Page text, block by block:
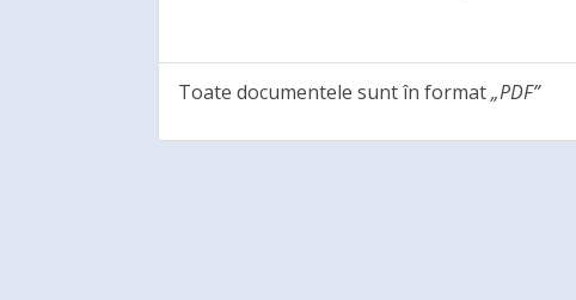
Toate documentele sunt în format„PDF”